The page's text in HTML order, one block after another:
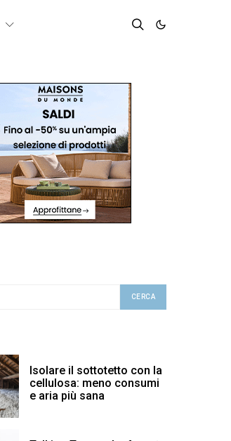
CERCA
Isolare il sottotetto con la
cellulosa: meno consumi
e aria più sana